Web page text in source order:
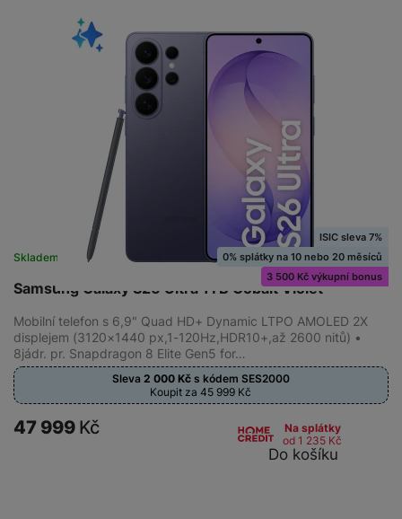
Samsung Galaxy S26 Ultra 1TB Cobalt Violet
Skladem na 7 prodejnách
ISIC sleva 7%
0% splátky na 10 nebo 20 měsíců
3 500 Kč výkupní bonus
Mobilní telefon s 6,9" Quad HD+ Dynamic LTPO AMOLED 2X
displejem (3120×1440 px,1-120Hz,HDR10+,až 2600 nitů) •
8jádr. pr. Snapdragon 8 Elite Gen5 for…
Sleva 2 000 Kčs kódem SES2000
Koupit za 45 999 Kč
47 999 Kč
Na splátky
od 1 235 Kč
Do košíku